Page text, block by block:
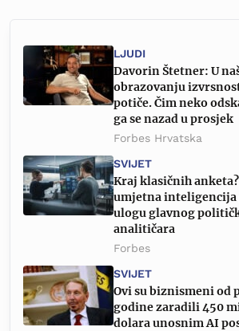
LJUDI
Davorin Štetner: U
obrazovanju
potiče. Čim neko
ga se nazad u prosjek
Forbes Hrvatska
SVIJET
Kraj klasičnih
umjetna inteligencija
ulogu glavnog
analitičara
Forbes
SVIJET
Ovi su biznismeni od
godine zaradili 450
dolara unosnim AI